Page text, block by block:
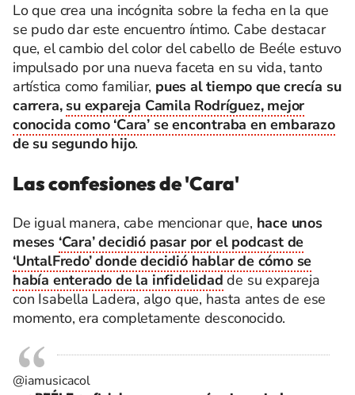
Lo que crea una incógnita sobre la fecha en la que
se pudo dar este encuentro íntimo. Cabe destacar
que, el cambio del color del cabello de Beéle estuvo
impulsado por una nueva faceta en su vida, tanto
artística como familiar, pues al tiempo que crecía su
carrera, su expareja Camila Rodríguez, mejor
conocida como ‘Cara’ se encontraba en embarazo
de su segundo hijo.
Las confesiones de 'Cara'
De igual manera, cabe mencionar que, hace unos
meses ‘Cara’ decidió pasar por el podcast de
‘UntalFredo’ donde decidió hablar de cómo se
había enterado de la infidelidad de su expareja
con Isabella Ladera, algo que, hasta antes de ese
momento, era completamente desconocido.
@iamusicacol